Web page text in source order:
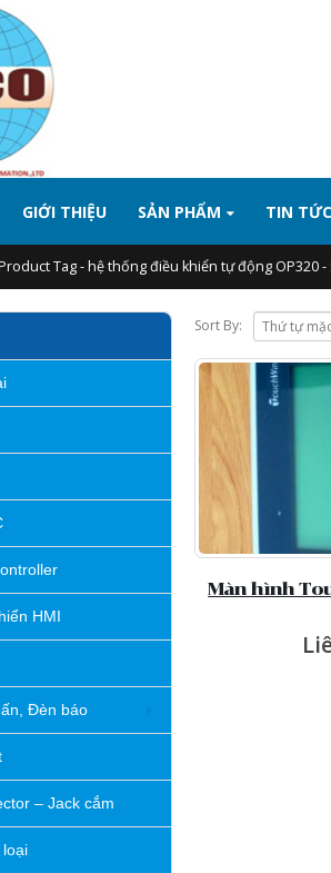
GIỚI THIỆU SẢN PHẨM TIN TỨC
Tag -hệ thống điều khiển tự động OP320 -
Sort By:
Màn hình
HMI
Đèn báo
– Jack cắm
loại